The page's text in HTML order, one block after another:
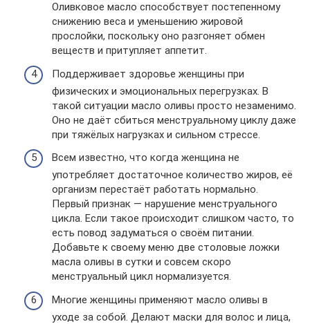
Оливковое масло способствует постепенному
снижению веса и уменьшению жировой
прослойки, поскольку оно разгоняет обмен
веществ и притупляет аппетит.
Поддерживает здоровье женщины при
физических и эмоциональных перегрузках. В
такой ситуации масло оливы просто незаменимо.
Оно не даёт сбиться менструальному циклу даже
при тяжёлых нагрузках и сильном стрессе.
Всем известно, что когда женщина не
употребляет достаточное количество жиров, её
организм перестаёт работать нормально.
Первый признак — нарушение менструального
цикла. Если такое происходит слишком часто, то
есть повод задуматься о своём питании.
Добавьте к своему меню две столовые ложки
масла оливы в сутки и совсем скоро
менструальный цикл нормализуется.
Многие женщины применяют масло оливы в
уходе за собой. Делают маски для волос и лица,